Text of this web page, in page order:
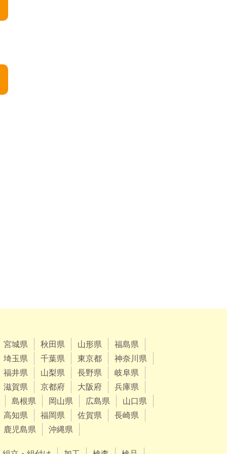
宮城県 秋田県 山形県
福島県
埼玉県
千葉県 東京都
神奈川県
福井県
山梨県 長野県
岐阜県
滋賀県
京都府 大阪府
兵庫県
島根県
岡山県 広島県
山口県
高知県
福岡県 佐賀県
長崎県
鹿児島県
沖縄県